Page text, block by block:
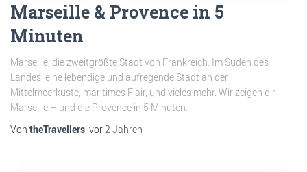
Marseille & Provence in 5
Minuten
Marseille, die zweitgrößte Stadt von Frankreich. Im Süden des
Landes, eine lebendige und aufregende Stadt an der
Mittelmeerküste, maritimes Flair, und vieles mehr. Wir zeigen dir
Marseille – und die Provence in 5 Minuten.
Von theTravellers, vor2 Jahren